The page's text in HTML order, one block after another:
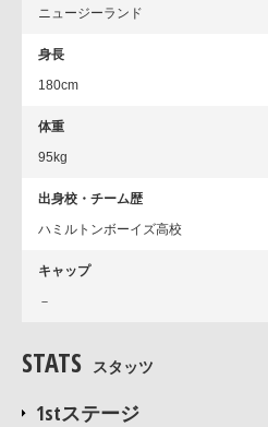
ニュージーランド
身長
180cm
体重
95kg
出身校・チーム歴
ハミルトンボーイズ高校
キャップ
－
STATS スタッツ
1stステージ